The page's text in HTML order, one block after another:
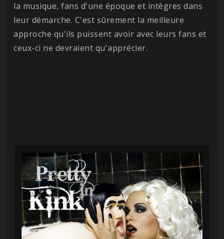
la musique, fans d'une époque et intègres dans
leur démarche. C'est sûrement la meilleure
approche qu'ils puissent avoir avec leurs fans et
ceux-ci ne devraient qu'apprécier.